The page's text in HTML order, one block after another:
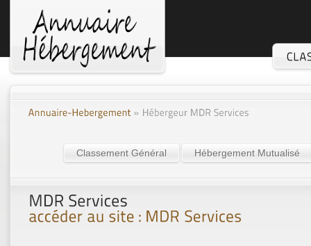
Classement Général Hébergement Mutualisé